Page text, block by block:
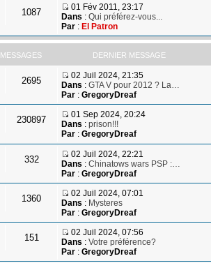
1087
01 Fév 2011, 23:17
Dans : Qui préférez-vous...
Par: El Patron
MESSAGES DERNIER MESSAGE
2695
02 Juil 2024, 21:35
Dans : GTA V pour 2012 ? La…
Par: GregoryDreaf
230897
01 Sep 2024, 20:24
Dans : prison!!!
Par: GregoryDreaf
332
02 Juil 2024, 22:21
Dans : Chinatows wars PSP :…
Par: GregoryDreaf
1360
02 Juil 2024, 07:01
Dans : Mysteres
Par: GregoryDreaf
151
02 Juil 2024, 07:56
Dans : Votre préférence?
Par: GregoryDreaf